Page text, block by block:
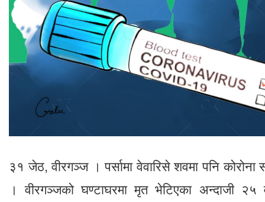
३१ जेठ, वीरगञ्ज । पर्सामा वेवारिसे शवमा पनि
। वीरगञ्जको घण्टाघरमा मृत भेटिएका अन्दाजी २५